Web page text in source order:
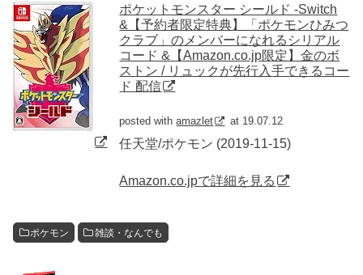
ポケットモンスター シールド -Switch
&【予約者限定特典】「ポケモンひみつ
クラブ」のメンバーになれるシリアル
コード &【Amazon.co.jp限定】金のボ
ストン / リュックが先行入手できるコー
ド 配信
posted withamazlet at 19.07.12
任天堂/ポケモン (2019-11-15)
Amazon.co.jpで詳細を見る
ポケモン 雑談・なんでも